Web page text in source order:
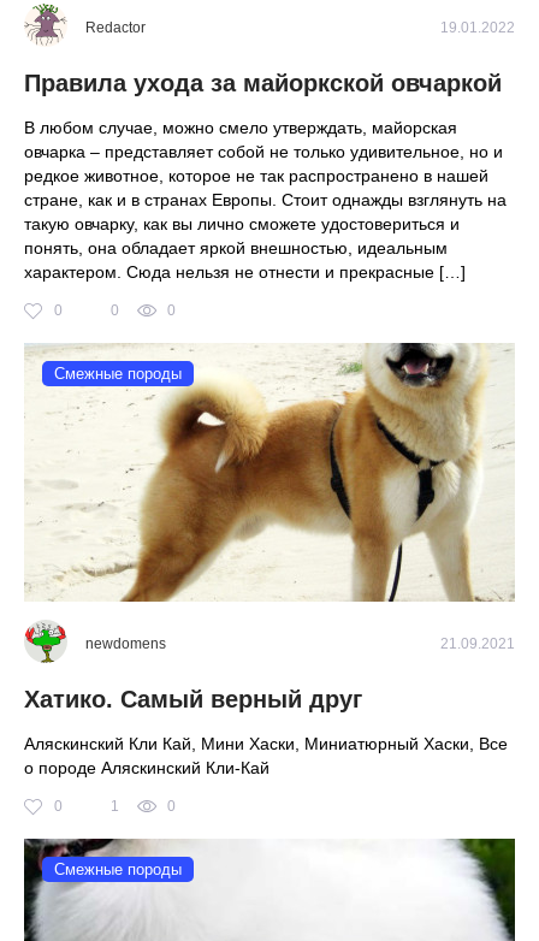
Redactor 19.01.2022
Правила ухода за майоркской овчаркой
В любом случае, можно смело утверждать, майорская
овчарка – представляет собой не только удивительное, но и
редкое животное, которое не так распространено в нашей
стране, как и в странах Европы. Стоит однажды взглянуть на
такую овчарку, как вы лично сможете удостовериться и
понять, она обладает яркой внешностью, идеальным
характером. Сюда нельзя не отнести и прекрасные […]
0 0 0
Смежные породы
newdomens 21.09.2021
Хатико. Самый верный друг
Аляскинский Кли Кай, Мини Хаски, Миниатюрный Хаски, Все
о породе Аляскинский Кли-Кай
0 1 0
Смежные породы